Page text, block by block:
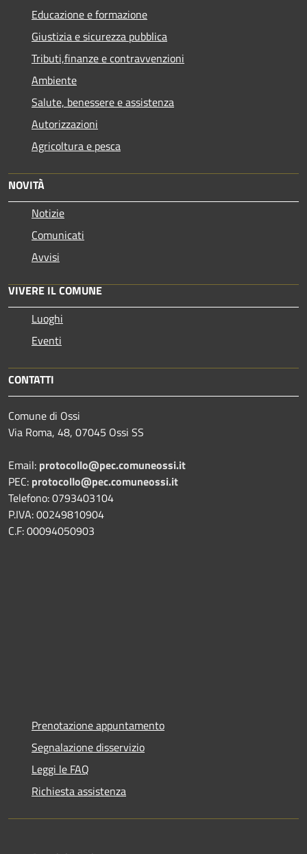
Educazione e formazione
Giustizia e sicurezza pubblica
Tributi,finanze e contravvenzioni
Ambiente
Salute, benessere e assistenza
Autorizzazioni
Agricoltura e pesca
NOVITÀ
Notizie
Comunicati
Avvisi
VIVERE IL COMUNE
Luoghi
Eventi
CONTATTI
Comune di Ossi
Via Roma, 48, 07045 Ossi SS
Email: protocollo@pec.comuneossi.it
PEC: protocollo@pec.comuneossi.it
Telefono: 0793403104
P.IVA: 00249810904
C.F: 00094050903
Prenotazione appuntamento
Segnalazione disservizio
Leggi le FAQ
Richiesta assistenza